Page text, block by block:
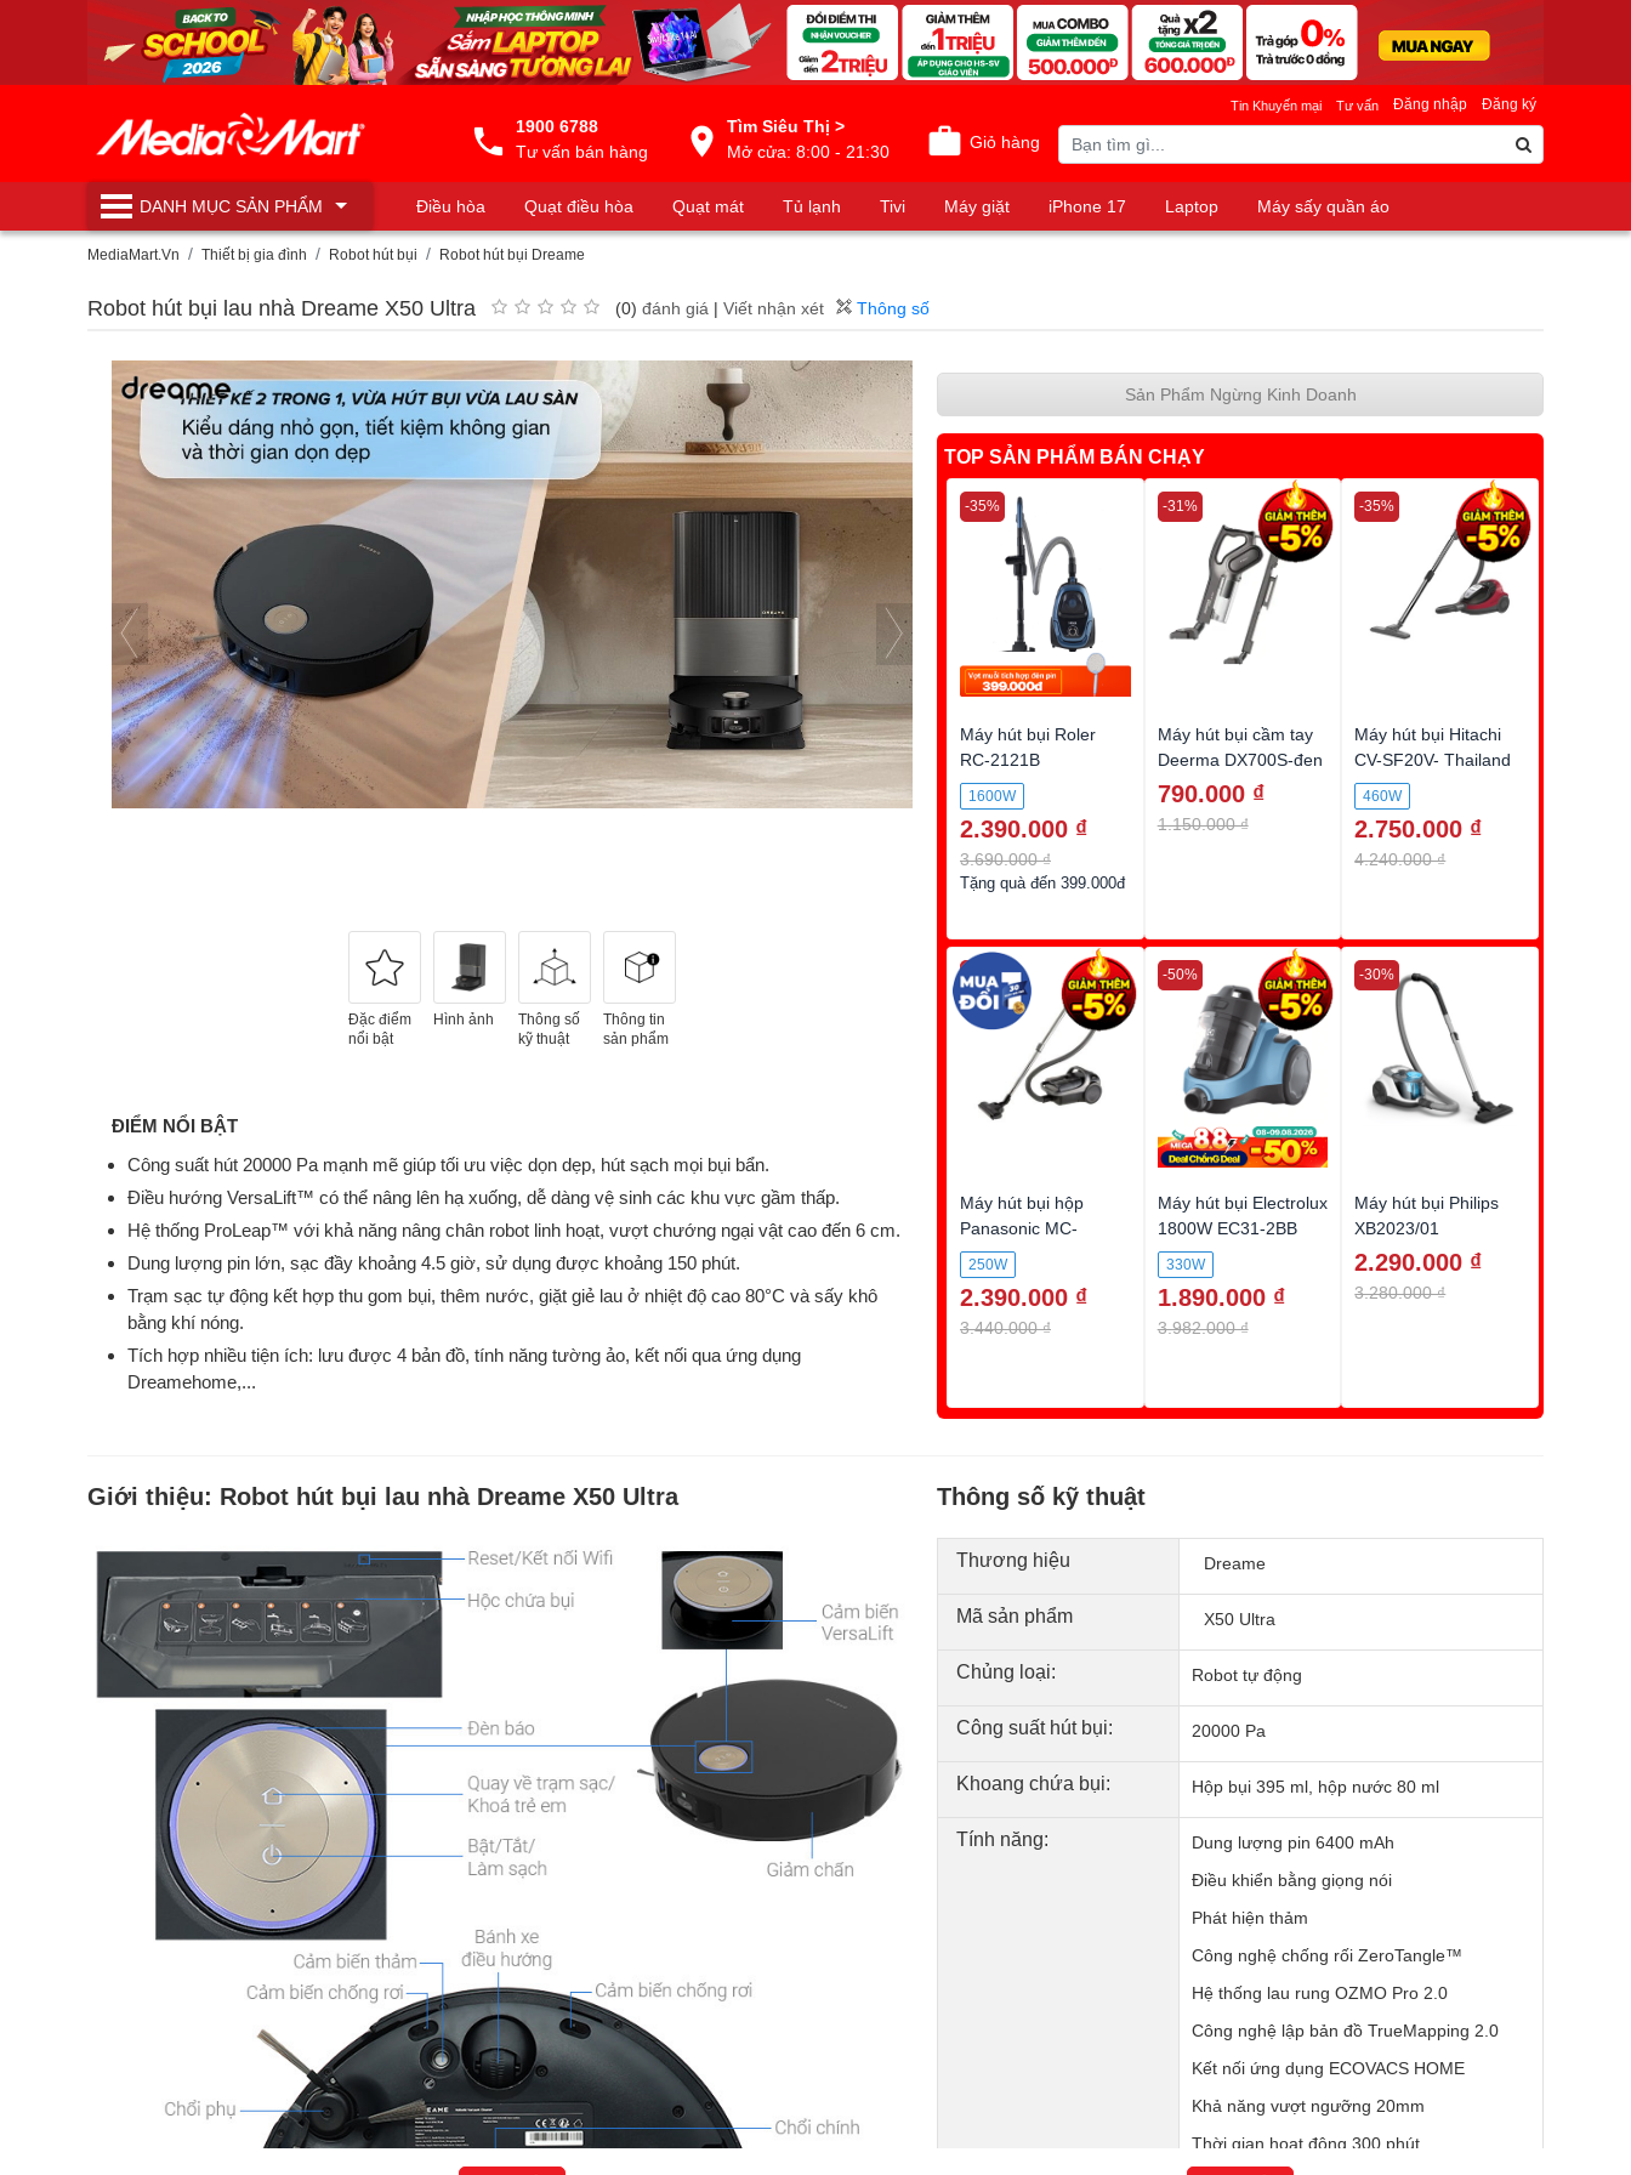
1900 6788
Tư vấn bán hàng
Tìm Siêu Thị >
Mở cửa: 8:00 - 21:30
Giỏ hàng
Đăng nhập Đăng ký
Tin Khuyến mại Tư vấn
DANH MỤCSẢN PHẨM Điều hòa Quạt điều hòa Quạt mát Tủ lạnh Tivi Máy giặt iPhone 17 Laptop
Máy sấy quần áo
Máy lọc nước
MediaMart.Vn Thiết bị gia đình Robot hút bụi Robot hút bụi Dreame
Robot hút bụi lau nhà Dreame X50 Ultra (0) đánh giá | Viết nhận xét Thông số
Đặc điểm
nổi bật
Hình ảnh
Thông số
kỹ thuật
Thông tin
sản phẩm
ĐIỂM NỔI BẬT
Công suất hút 20000 Pa mạnh mẽ giúp tối ưu việc dọn dẹp, hút sạch mọi bụi bẩn.
Điều hướng VersaLift™ có thể nâng lên hạ xuống, dễ dàng vệ sinh các khu vực gầm thấp.
Hệ thống ProLeap™ với khả năng nâng chân robot linh hoạt, vượt chướng ngại vật cao đến 6 cm.
Dung lượng pin lớn, sạc đầy khoảng 4.5 giờ, sử dụng được khoảng 150 phút.
Trạm sạc tự động kết hợp thu gom bụi, thêm nước, giặt giẻ lau ở nhiệt độ cao 80°C và sấy khô
bằng khí nóng.
Tích hợp nhiều tiện ích: lưu được 4 bản đồ, tính năng tường ảo, kết nối qua ứng dụng
Dreamehome,...
Sản Phẩm Ngừng Kinh Doanh
TOP SẢN PHẨM BÁN CHẠY
Máy hút bụi Roler
RC-2121B
1600W
2.390.000 ₫
3.690.000 ₫
-35%
Tặng quà đến 399.000đ
Máy hút bụi cầm tay
Deerma DX700S-đen
790.000 ₫
1.150.000 ₫
-31%
Máy hút bụi Hitachi
CV-SF20V- Thailand
460W
2.750.000 ₫
4.240.000 ₫
-35%
Máy hút bụi hộp
Panasonic MC-
CL601AN49
250W
2.390.000 ₫
3.440.000 ₫
-30%
Máy hút bụi Electrolux
1800W EC31-2BB
330W
1.890.000 ₫
3.982.000 ₫
-50%
Máy hút bụi Philips
XB2023/01
2.290.000 ₫
3.280.000 ₫
-30%
Giới thiệu: Robot hút bụi lau nhà Dreame X50 Ultra Thông số kỹ thuật
Thương hiệu Dreame
Mã sản phẩm X50 Ultra
Chủng loại: Robot tự động
Công suất hút bụi: 20000 Pa
Khoang chứa bụi: Hộp bụi 395 ml, hộp nước 80 ml
Tính năng:
Dung lượng pin 6400 mAh
Điều khiển bằng giọng nói
Phát hiện thảm
Công nghệ chống rối ZeroTangle™
Hệ thống lau rung OZMO Pro 2.0
Công nghệ lập bản đồ TrueMapping 2.0
Kết nối ứng dụng ECOVACS HOME
Khả năng vượt ngưỡng 20mm
Thời gian hoạt động 300 phút